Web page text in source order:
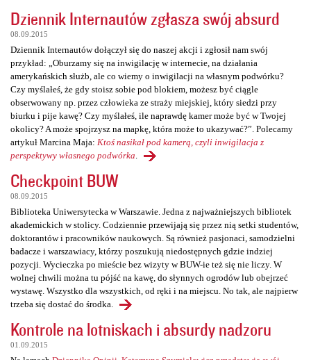
Dziennik Internautów zgłasza swój absurd
08.09.2015
Dziennik Internautów dołączył się do naszej akcji i zgłosił nam swój
przykład: „Oburzamy się na inwigilację w internecie, na działania
amerykańskich służb, ale co wiemy o inwigilacji na własnym podwórku?
Czy myślałeś, że gdy stoisz sobie pod blokiem, możesz być ciągle
obserwowany np. przez człowieka ze straży miejskiej, który siedzi przy
biurku i pije kawę? Czy myślałeś, ile naprawdę kamer może być w Twojej
okolicy? A może spojrzysz na mapkę, która może to ukazywać?”. Polecamy
artykuł Marcina Maja: Ktoś nasikał pod kamerą, czyli inwigilacja z
perspektywy własnego podwórka
Checkpoint BUW
08.09.2015
Biblioteka Uniwersytecka w Warszawie. Jedna z najważniejszych bibliotek
akademickich w stolicy. Codziennie przewijają się przez nią setki studentów,
doktorantów i pracowników naukowych. Są również pasjonaci, samodzielni
badacze i warszawiacy, którzy poszukują niedostępnych gdzie indziej
pozycji. Wycieczka po mieście bez wizyty w BUW-ie też się nie liczy. W
wolnej chwili można tu pójść na kawę, do słynnych ogrodów lub obejrzeć
wystawę. Wszystko dla wszystkich, od ręki i na miejscu. No tak, ale najpierw
trzeba się dostać do środka.
Kontrole na lotniskach i absurdy nadzoru
01.09.2015